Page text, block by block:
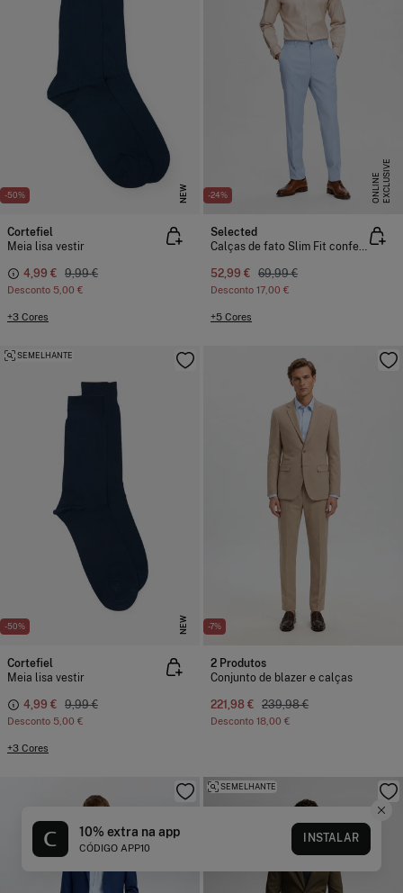
-50% NEW
Cortefiel
Meia lisa vestir
4,99 € 9,99 €
Desconto 5,00 €
+3 Cores
-24% E
X
C
L
U
SI
V
E
O
N
L
I
N
E
Selected
Calças de fato Slim Fit confecionadas com materiais reciclados.
52,99 € 69,99 €
Desconto 17,00 €
+5 Cores
-50% NEW
SEMELHANTE
Cortefiel
Meia lisa vestir
4,99 € 9,99 €
Desconto 5,00 €
+3 Cores
-7%
2 Produtos
Conjunto de blazer e calças
221,98 € 239,98 €
Desconto 18,00 €
SEMELHANTE
10% extra na app
CÓDIGO APP10
INSTALAR